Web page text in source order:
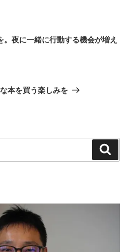
。夜に一緒に行動する機会が増え
本を買う楽しみを